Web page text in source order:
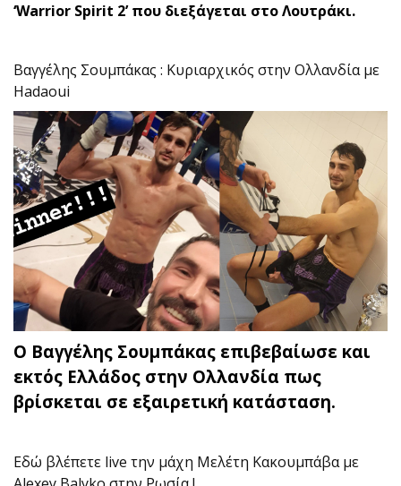
‘Warrior Spirit 2’ που διεξάγεται στο Λουτράκι.
Βαγγέλης Σουμπάκας : Κυριαρχικός στην Ολλανδία με
Hadaoui
Ο Βαγγέλης Σουμπάκας επιβεβαίωσε και
εκτός Ελλάδος στην Ολλανδία πως
βρίσκεται σε εξαιρετική κατάσταση.
Εδώ βλέπετε live την μάχη Μελέτη Κακουμπάβα με